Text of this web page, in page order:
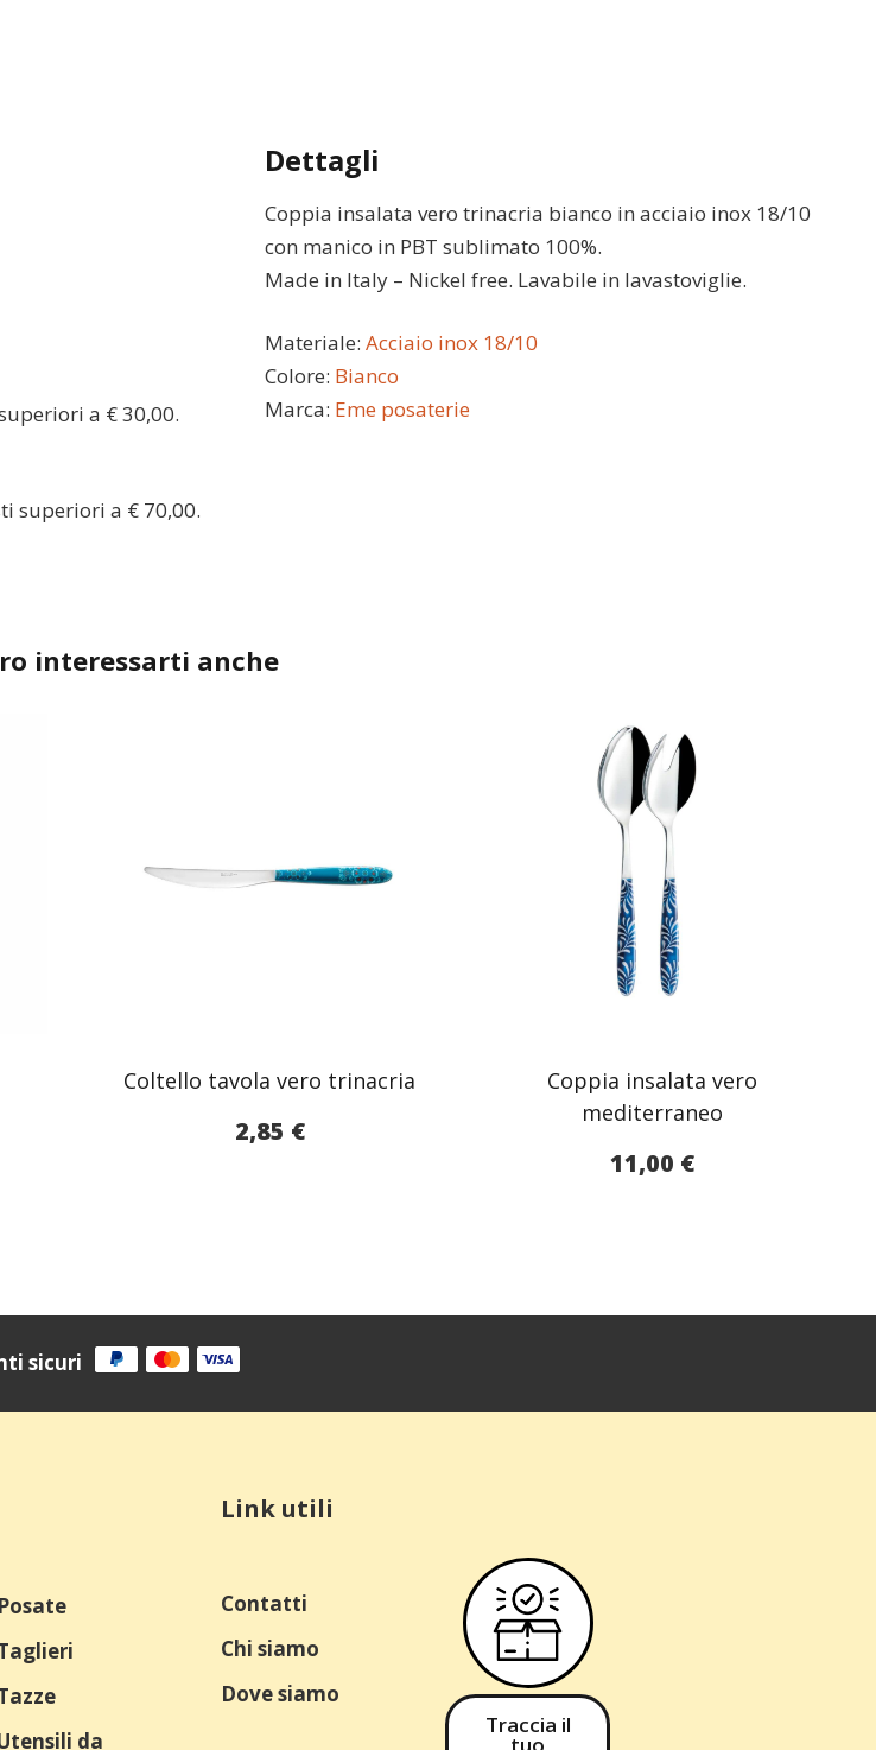
a € 30,00.
superiori a € 70,00.
Dettagli
Coppia insalata vero trinacria bianco in acciaio inox 18/10
con manico in PBT sublimato 100%.
Made in Italy – Nickel free. Lavabile in lavastoviglie.
Materiale: Acciaio inox 18/10
Colore: Bianco
Marca: Eme posaterie
interessarti anche
Coltello tavola vero trinacria
2,85 €
Coppia insalata vero
mediterraneo
11,00 €
sicuri
Posate
da
Link utili
Contatti
Chi siamo
Dove siamo
Traccia il
tuo